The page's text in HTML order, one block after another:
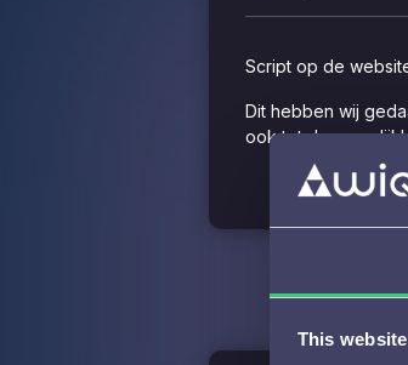
This
Script op de
Dit hebben wij
ook tot de